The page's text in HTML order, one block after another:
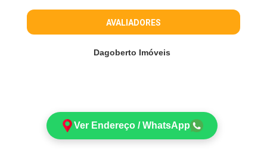
AVALIADORES
Dagoberto Imóveis
Ver Endereço / WhatsApp